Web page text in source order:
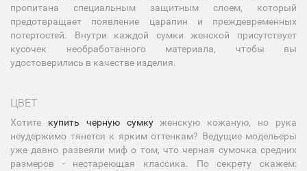
пропитана специальным защитным слоем, который
предотвращает появление царапин и преждевременных
потертостей. Внутри каждой сумки женской присутствует
кусочек необработанного материала, чтобы вы
удостоверились в качестве изделия.
ЦВЕТ
Хотите купить черную сумкуженскую кожаную, но рука
неудержимо тянется к ярким оттенкам? Ведущие модельеры
уже давно развеяли миф о том, что черная сумочка средних
размеров - нестареющая классика. По секрету скажем: